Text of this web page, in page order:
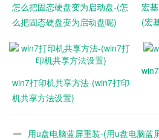
3、这时电脑就会进入到U盘启动盘
三、BIOS设置usb启动步骤
F1、F8等按键进入BIOS，不同品牌
怎么把固态硬盘变为启动盘-(怎
么把固态硬盘变为启动盘呢)
宏
(宏
win7打印机共享方法-(win7打印
机共享方法设置)
用u盘电脑蓝屏重装-(用u盘电脑蓝